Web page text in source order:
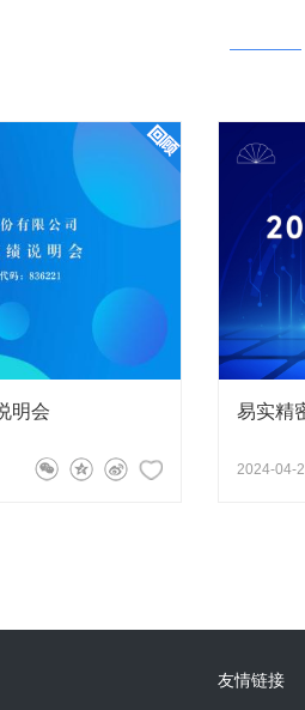
公司研发投入超过1,630万元，研发占
模式为辅，借助国外先进设备技术及
问。
15:35:15
无下一步进行产业并购？或收购相应
并购计划安排，将根据相关规定及时
，在手订单量充足，定点项目及量产
标，持续关注外部影响的因素并努力
车零部件行业及其细分的精密金属零部
业、国家知识产权优势企业，易实精密
。公司的实验中心获得
CNAS 实验室
信部《2021 年新一代信息技术与制造
明会 易实精
2024-04-
友情链接